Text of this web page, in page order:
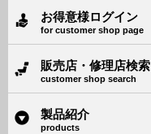
お得意様ログイン
for customer shop page
販売店・修理店検索
customer shop search
製品紹介
products